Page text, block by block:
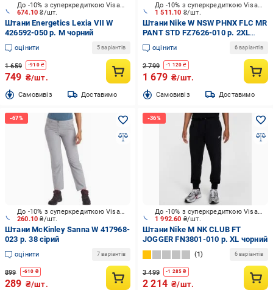
674.10₴/шт.
До -10% з суперкредиткою Visa Вигода
Штани Energetics Lexia VII W
426592-050 р. M чорний
оцінити 5 варіантів
1 659 -910₴
749 ₴/шт.
Cамовивіз Доставимо
1 511.10 ₴/шт.
До -10% з суперкредиткою Visa Вигода
Штани Nike W NSW PHNX FLC MR
PANT STD FZ7626-010 р. 2XL
чорний
оцінити 6 варіантів
2 799 -1 120 ₴
1 679 ₴/шт.
Cамовивіз Доставимо
260.10₴/шт.
До -10% з суперкредиткою Visa Вигода
Штани McKinley Sanna W 417968-
023 р. 38 сірий
оцінити 7 варіантів
899 -610 ₴
289 ₴/шт.
1 992.60 ₴/шт.
До -10% з суперкредиткою Visa Вигода
Штани Nike M NK CLUB FT
JOGGER FN3801-010 р. XL чорний
1 6 варіантів
3 499 -1 285 ₴
2 214 ₴/шт.